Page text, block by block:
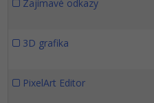
Zajímavé odkazy
3D grafika
PixelArt Editor